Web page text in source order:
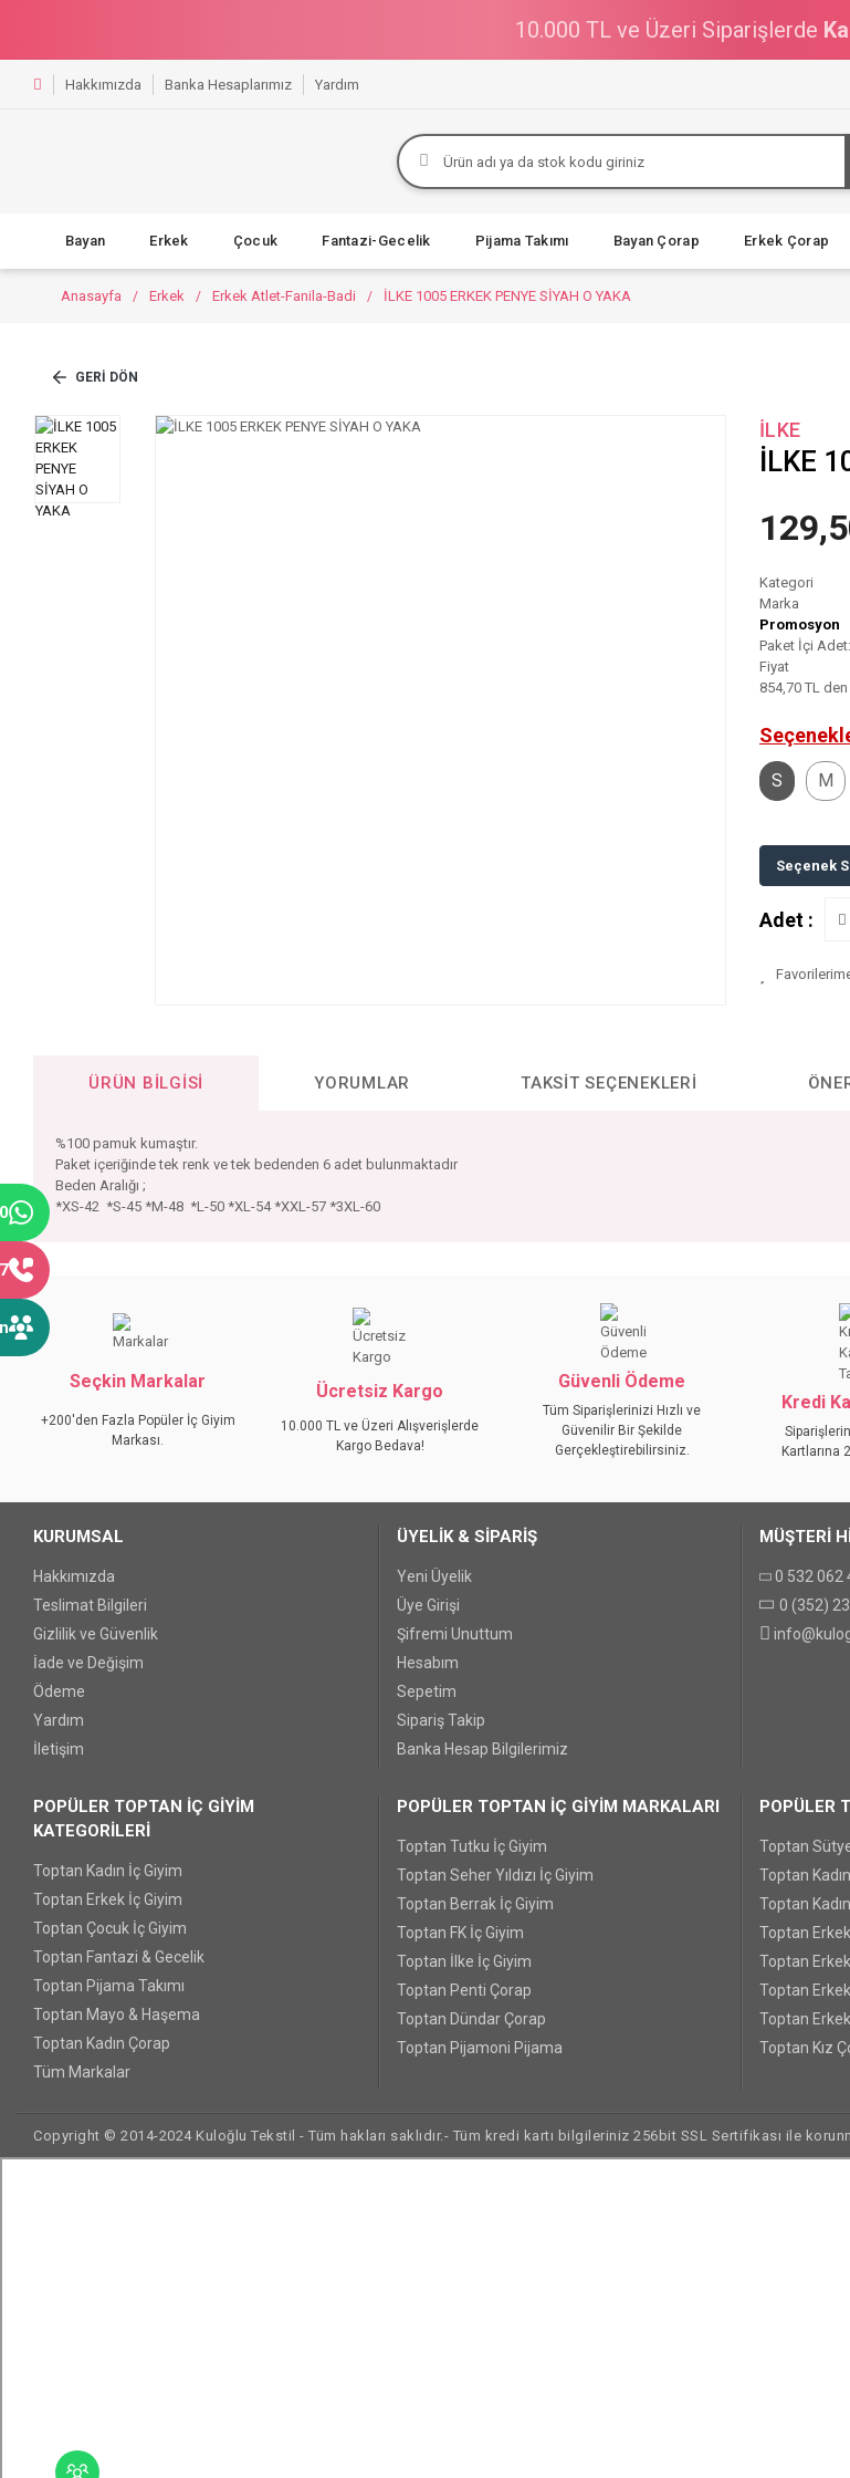
10.000 TL ve Üzeri Siparişlerde
Hakkımızda Banka Hesaplarımız Yardım
Bayan Erkek Çocuk Fantazi-Gecelik Pijama Takımı Bayan Çorap Erkek Çorap
Anasayfa Erkek Erkek Atlet-Fanila-Badi İLKE 1005 ERKEK PENYE SİYAH O YAKA
GERI DÖN
İLKE
İLKE
Kategori
Marka
Promosyon
Paket İçi Adet:
Fiyat
854,70 TL
S M
Seçenek
Adet :
ÜRÜN BILGISI YORUMLAR TAKSIT SEÇENEKLERI
%100 pamuk kumaştır.
Paket içeriğinde tek renk ve tek bedenden 6 adet bulunmaktadır
Beden Aralığı ;
*XS-42 *S-45 *M-48 *L-50 *XL-54 *XXL-57 *3XL-60
Ürün resmi kalitesiz, bozuk veya görüntülenemiyor.
Ürün açıklamasında eksik bilgiler bulunuyor.
Ürün bilgilerinde hatalar bulunuyor.
Ürün fiyatı diğer sitelerden daha pahalı.
GÖNDER
Seçkin Markalar
+200'den Fazla Popüler İç Giyim
Markası.
Ücretsiz Kargo
10.000 TL ve Üzeri Alışverişlerde
Kargo Bedava!
Güvenli Ödeme
Tüm Siparişlerinizi Hızlı ve
Güvenilir Bir Şekilde
Gerçekleştirebilirsiniz.
Kredi
Kartlarına
KURUMSAL
Hakkımızda
Teslimat Bilgileri
Gizlilik ve Güvenlik
İade ve Değişim
Ödeme
Yardım
İletişim
ÜYELİK & SİPARİŞ
Yeni Üyelik
Üye Girişi
Şifremi Unuttum
Hesabım
Sepetim
Sipariş Takip
Banka Hesap Bilgilerimiz
MÜŞTERİ
0 532 062
0 (352)
POPÜLER TOPTAN İÇ GİYİM
KATEGORİLERİ
Toptan Kadın İç Giyim
Toptan Erkek İç Giyim
Toptan Çocuk İç Giyim
Toptan Fantazi & Gecelik
Toptan Pijama Takımı
Toptan Mayo & Haşema
Toptan Kadın Çorap
Tüm Markalar
POPÜLER TOPTAN İÇ GİYİM MARKALARI
Toptan Tutku İç Giyim
Toptan Seher Yıldızı İç Giyim
Toptan Berrak İç Giyim
Toptan FK İç Giyim
Toptan İlke İç Giyim
Toptan Penti Çorap
Toptan Dündar Çorap
Toptan Pijamoni Pijama
POPÜLER
Toptan
Toptan
Toptan
Toptan
Toptan
Toptan
Toptan
Toptan Kız
Copyright © 2014-2024 Kuloğlu Tekstil - Tüm hakları saklıdır.- Tüm kredi kartı bilgileriniz 256bit SSL Sertifikası ile